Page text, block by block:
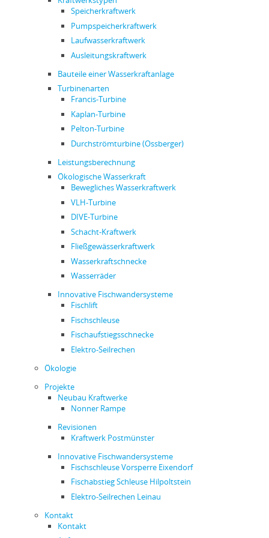
Sylvenstein II
Windach
Speicherkraftwerk
Pumpspeicherkraftwerk
Laufwasserkraftwerk
Ausleitungskraftwerk
Bauteile einer Wasserkraftanlage
Turbinenarten
Francis-Turbine
Kaplan-Turbine
Pelton-Turbine
Durchströmturbine (Ossberger)
Leistungsberechnung
Ökologische Wasserkraft
Bewegliches Wasserkraftwerk
VLH-Turbine
DIVE-Turbine
Schacht-Kraftwerk
Fließgewässerkraftwerk
Wasserkraftschnecke
Wasserräder
Innovative Fischwandersysteme
Fischlift
Fischschleuse
Fischaufstiegsschnecke
Elektro-Seilrechen
Ökologie
Projekte
Neubau Kraftwerke
Nonner Rampe
Revisionen
Kraftwerk Postmünster
Innovative Fischwandersysteme
Fischschleuse Vorsperre Eixendorf
Fischabstieg Schleuse Hilpoltstein
Elektro-Seilrechen Leinau
Kontakt
Kontakt